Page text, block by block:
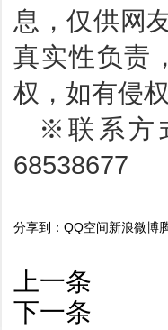
息，仅供网
真实性负责
权，如有侵
※联系方
68538677
分享到： QQ空间新浪微博
上一条
下一条